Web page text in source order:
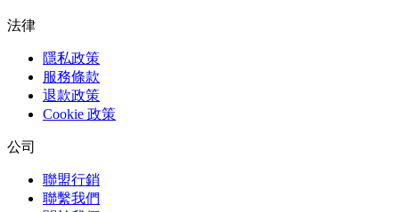
法律
隱私政策
服務條款
退款政策
Cookie 政策
公司
聯盟行銷
聯繫我們